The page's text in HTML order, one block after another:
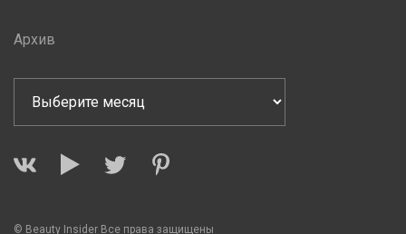
Архив
© Beauty Insider Все права защищены